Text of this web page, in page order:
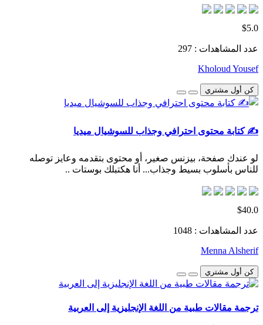
$5.0
عدد المشاهدات : 297
Kholoud Yousef
كن أول مشتري
✍️ كتابة محتوى احترافي وجذاب للسوشيال ميديا
لو عندك صفحة، بيزنس صغير، أو محتوى بتقدمه وعايز توصله
للناس بأسلوب بسيط وجذاب... أنا هكتبلك بوستات ..
$40.0
عدد المشاهدات : 1048
Menna Alsherif
كن أول مشتري
ترجمة مقالات طبية من اللغة الإنجليزية إلى العربية